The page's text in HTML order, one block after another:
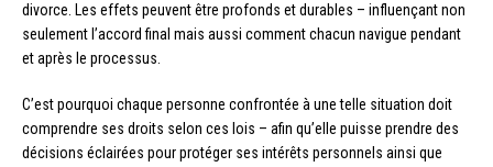
divorce. Les effets peuvent être profonds et durables – influençant non
seulement l’accord final mais aussi comment chacun navigue pendant
et après le processus.
C’est pourquoi chaque personne confrontée à une telle situation doit
comprendre ses droits selon ces lois – afin qu’elle puisse prendre des
décisions éclairées pour protéger ses intérêts personnels ainsi que